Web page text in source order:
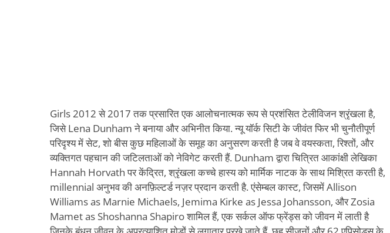
Girls 2012 से 2017 तक प्रसारित एक आलोचनात्मक रूप से प्रशंसित टेलीविजन श्रृंखला है,
जिसे Lena Dunham ने बनाया और अभिनीत किया. न्यू यॉर्क सिटी के जीवंत फिर भी चुनौतीपूर्ण
परिदृश्य में सेट, शो बीस कुछ महिलाओं के समूह का अनुसरण करती है जब वे वयस्कता, रिश्तों, और
व्यक्तिगत पहचान की जटिलताओं को नेविगेट करती हैं. Dunham द्वारा चित्रित आकांक्षी लेखिका
Hannah Horvath पर केंद्रित, श्रृंखला कच्चे हास्य को मार्मिक नाटक के साथ मिश्रित करती है,
millennial अनुभव की अनफ़िल्टर्ड नज़र प्रदान करती है. एंसेम्बल कास्ट, जिसमें Allison
Williams as Marnie Michaels, Jemima Kirke as Jessa Johansson, और Zosia
Mamet as Shoshanna Shapiro शामिल हैं, एक सर्कल ऑफ फ्रेंड्स को जीवन में लाती है